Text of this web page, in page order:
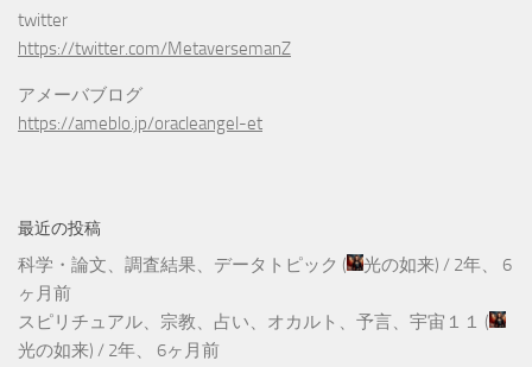
twitter
https://twitter.com/MetaversemanZ
アメーバブログ
https://ameblo.jp/oracleangel-et
最近の投稿
科学・論文、調査結果、データトピック ( 光の如来) / 2年、 6
ヶ月前
スピリチュアル、宗教、占い、オカルト、予言、宇宙１１ (
光の如来) / 2年、 6ヶ月前